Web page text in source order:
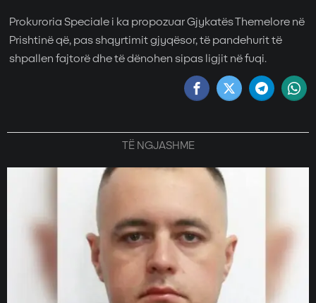
Prokuroria Speciale i ka propozuar Gjykatës Themelore në
Prishtinë që, pas shqyrtimit gjyqësor, të pandehurit të
shpallen fajtorë dhe të dënohen sipas ligjit në fuqi.
TË NGJASHME